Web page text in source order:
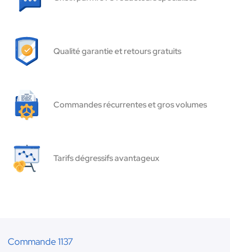
Qualité garantie et retours gratuits
Commandes récurrentes et gros volumes
Tarifs dégressifs avantageux
Commande 1137